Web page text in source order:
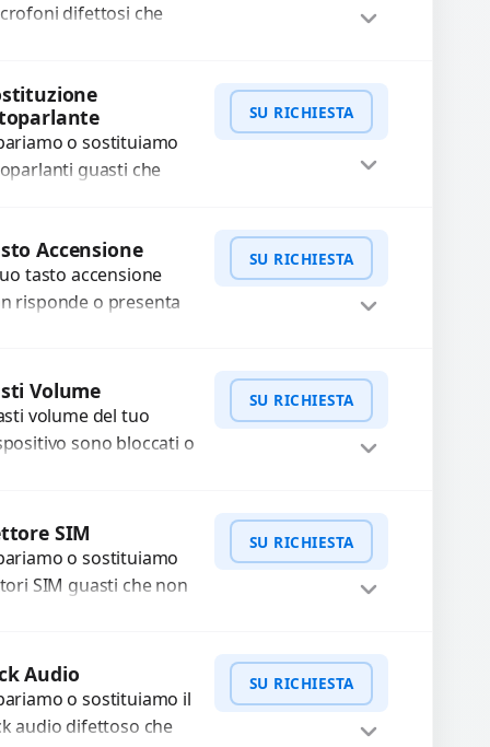
difettosi che
chiamate. Diagnosi
e ricambi di...
Preventivo WhatsApp
o sostituiamo
guasti che
ricambi di alta
garantiti per 3...
SU RICHIESTA
WhatsApp
Accensione
tasto accensione
risponde o presenta
o sostituzione
componenti
SU RICHIESTA
WhatsApp
Volume
volume del tuo
sono bloccati o
con
SU RICHIESTA
WhatsApp
SIM
o sostituiamo
SIM guasti che non
ricambi testati
SU RICHIESTA
WhatsApp
Audio
o sostituiamo il
audio difettoso che
SU RICHIESTA